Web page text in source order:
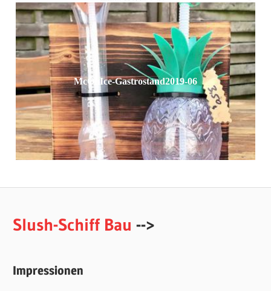
McOnIce-Gastrostand2019-06
Slush-Schiff Bau -->
Impressionen